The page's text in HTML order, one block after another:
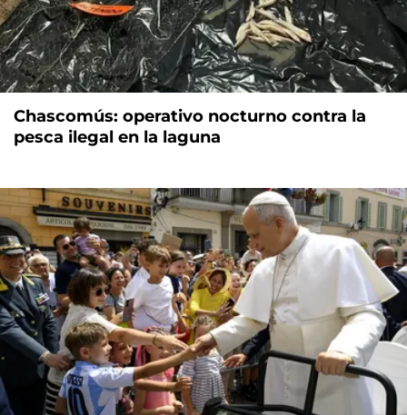
Chascomús: operativo nocturno contra la
pesca ilegal en la laguna